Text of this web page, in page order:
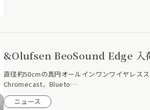
&Olufsen BeoSound Edge 入
直径約50cmの真円オールインワンワイヤレス
Chromecast、Blueto…
ニュース